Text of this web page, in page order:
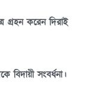
গ্রহন করেন দিরাই
বিদায়ী সংবর্ধনা।